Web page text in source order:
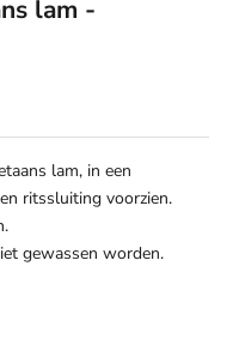
lam -
lam, in een
ritssluiting voorzien.
gewassen worden.